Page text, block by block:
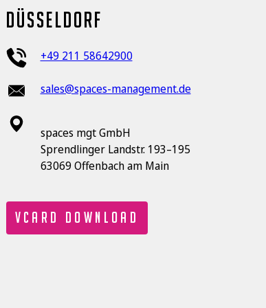
düsseldorf
+49 211 58642900
sales@spaces-management.de
spaces mgt GmbH
Sprendlinger Landstr. 193–195
63069 Offenbach am Main
vCard Download